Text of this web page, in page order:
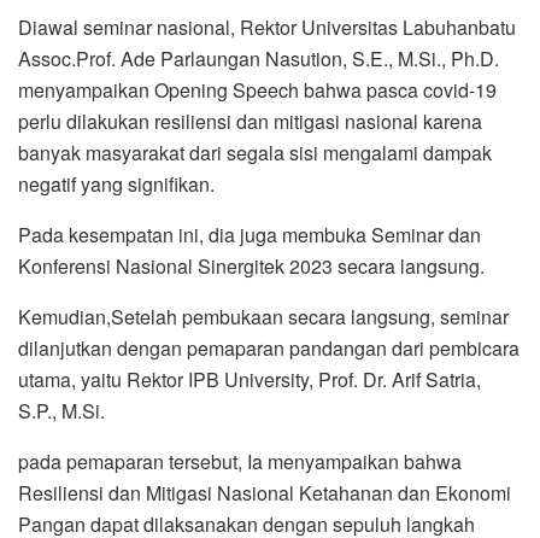
Diawal seminar nasional, Rektor Universitas Labuhanbatu
Assoc.Prof. Ade Parlaungan Nasution, S.E., M.Si., Ph.D.
menyampaikan Opening Speech bahwa pasca covid-19
perlu dilakukan resiliensi dan mitigasi nasional karena
banyak masyarakat dari segala sisi mengalami dampak
negatif yang signifikan.
Pada kesempatan ini, dia juga membuka Seminar dan
Konferensi Nasional Sinergitek 2023 secara langsung.
Kemudian,Setelah pembukaan secara langsung, seminar
dilanjutkan dengan pemaparan pandangan dari pembicara
utama, yaitu Rektor IPB University, Prof. Dr. Arif Satria,
S.P., M.Si.
pada pemaparan tersebut, Ia menyampaikan bahwa
Resiliensi dan Mitigasi Nasional Ketahanan dan Ekonomi
Pangan dapat dilaksanakan dengan sepuluh langkah